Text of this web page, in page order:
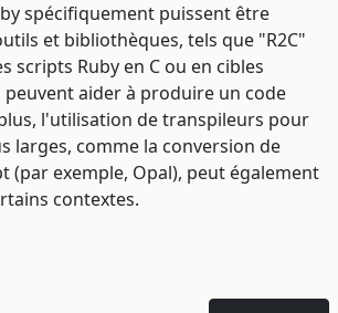
spécifiquement puissent être
et bibliothèques, tels que "R2C"
scripts Ruby en C ou en cibles
peuvent aider à produire un code
l'utilisation de transpileurs pour
larges, comme la conversion de
(par exemple, Opal), peut également
contextes.